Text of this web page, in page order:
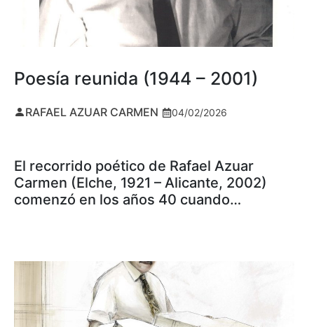
Poesía reunida (1944 – 2001)
RAFAEL AZUAR CARMEN 04/02/2026
El recorrido poético de Rafael Azuar
Carmen (Elche, 1921 – Alicante, 2002)
comenzó en los años 40 cuando…